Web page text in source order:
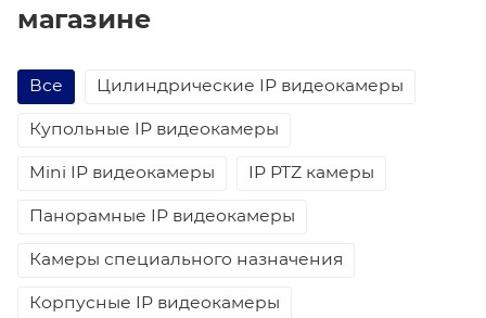
магазине
Все Цилиндрические IP видеокамеры
Купольные IP видеокамеры
Mini IP видеокамеры IP PTZ камеры
Панорамные IP видеокамеры
Камеры специального назначения
Корпусные IP видеокамеры